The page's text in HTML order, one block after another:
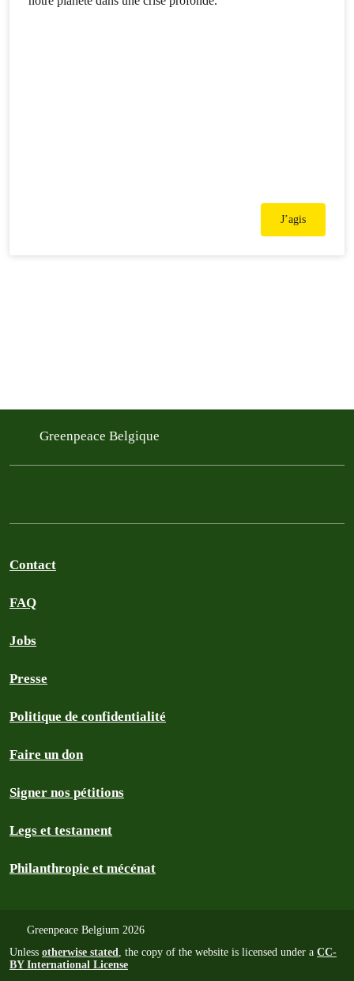
J’agis
Greenpeace Belgique
Contact
FAQ
Jobs
Presse
Politique de confidentialité
Faire un don
Signer nos pétitions
Legs et testament
Philanthropie et mécénat
Greenpeace Belgium 2026
Unless otherwise stated, the copy of the website is licensed under a CC-
BY International License